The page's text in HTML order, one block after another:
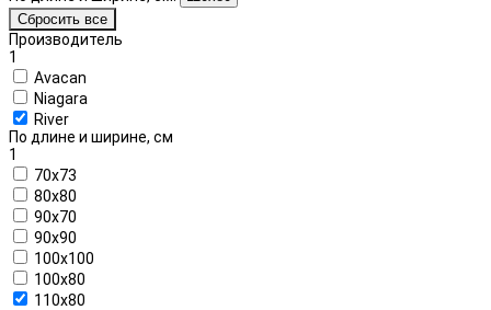
Сбросить все
Производитель
1
Avacan
Niagara
River
По длине и ширине, см
1
70x73
80x80
90x70
90x90
100x100
100x80
110x80